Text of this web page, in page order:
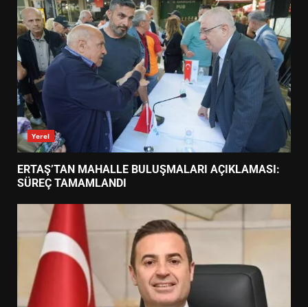
Yerel
ERTAŞ’TAN MAHALLE BULUŞMALARI AÇIKLAMASI:
SÜREÇ TAMAMLANDI